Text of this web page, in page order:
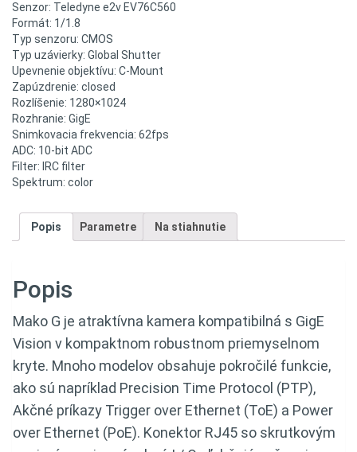
Senzor: Teledyne e2v EV76C560
Formát: 1/1.8
Typ senzoru: CMOS
Typ uzávierky: Global Shutter
Upevnenie objektívu: C-Mount
Zapúzdrenie: closed
Rozlíšenie: 1280×1024
Rozhranie: GigE
Snimkovacia frekvencia: 62fps
ADC: 10-bit ADC
Filter: IRC filter
Spektrum: color
Popis Parametre Na stiahnutie
Popis
Mako G je atraktívna kamera kompatibilná s GigE
Vision v kompaktnom robustnom priemyselnom
kryte. Mnoho modelov obsahuje pokročilé funkcie,
ako sú napríklad Precision Time Protocol (PTP),
Akčné príkazy Trigger over Ethernet (ToE) a Power
over Ethernet (PoE). Konektor RJ45 so skrutkovým